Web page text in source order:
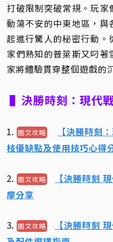
打破限制突破常規。玩
動蕩不安的中東地區，
起進行驚人的秘密行動
家們熟知的普萊斯又叼
家將體驗貫穿整個遊戲的
▌決勝時刻：現代
1.圖文攻略
【決勝時刻
枝優缺點及使用技巧心得
2.圖文攻略
【決勝時刻
摩分享
3.圖文攻略
【決勝時刻